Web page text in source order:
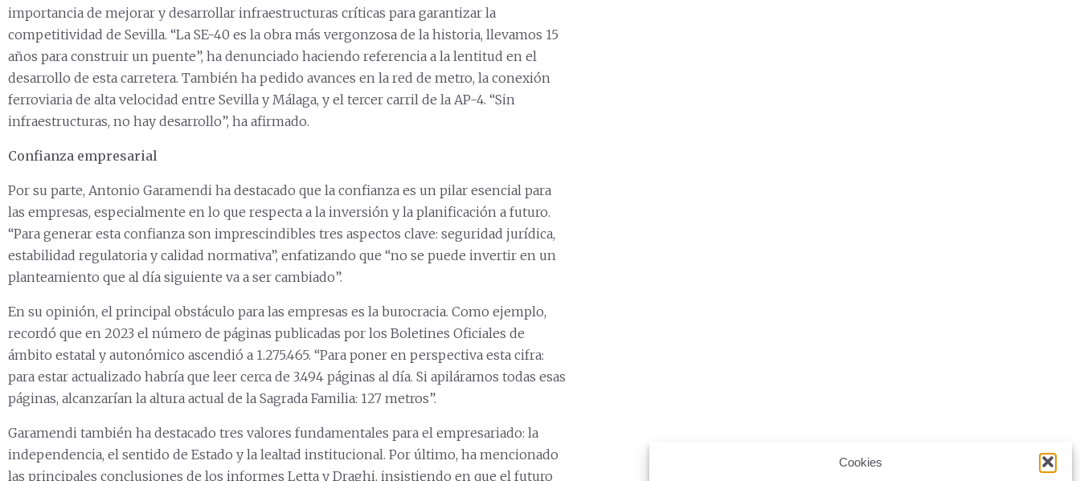
Cookies
importancia de mejorar y desarrollar infraestructuras críticas para garantizar la
competitividad de Sevilla. “La SE-40 es la obra más vergonzosa de la historia, llevamos 15
años para construir un puente”, ha denunciado haciendo referencia a la lentitud en el
desarrollo de esta carretera. También ha pedido avances en la red de metro, la conexión
ferroviaria de alta velocidad entre Sevilla y Málaga, y el tercer carril de la AP-4. “Sin
infraestructuras, no hay desarrollo”, ha afirmado.
Confianza empresarial
Por su parte, Antonio Garamendi ha destacado que la confianza es un pilar esencial para
las empresas, especialmente en lo que respecta a la inversión y la planificación a futuro.
“Para generar esta confianza son imprescindibles tres aspectos clave: seguridad jurídica,
estabilidad regulatoria y calidad normativa”, enfatizando que “no se puede invertir en un
planteamiento que al día siguiente va a ser cambiado”.
En su opinión, el principal obstáculo para las empresas es la burocracia. Como ejemplo,
recordó que en 2023 el número de páginas publicadas por los Boletines Oficiales de
ámbito estatal y autonómico ascendió a 1.275.465. “Para poner en perspectiva esta cifra:
para estar actualizado habría que leer cerca de 3.494 páginas al día. Si apiláramos todas esas
páginas, alcanzarían la altura actual de la Sagrada Familia: 127 metros”.
Garamendi también ha destacado tres valores fundamentales para el empresariado: la
independencia, el sentido de Estado y la lealtad institucional. Por último, ha mencionado
las principales conclusiones de los informes Letta y Draghi, insistiendo en que el futuro